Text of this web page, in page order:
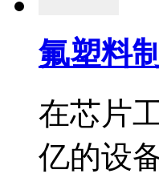
氟塑料
在芯片
亿的设